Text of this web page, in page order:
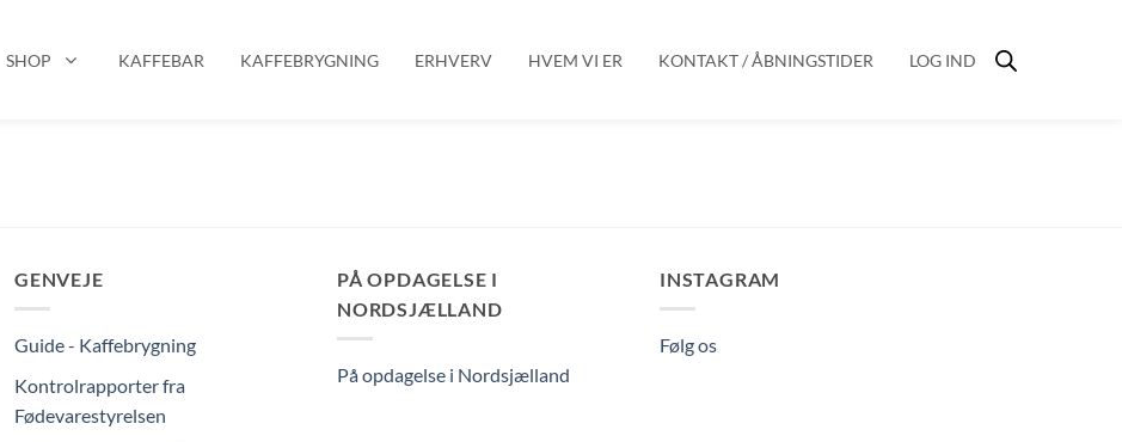
SHOP KAFFEBAR KAFFEBRYGNING ERHVERV HVEM VI ER KONTAKT / ÅBNINGSTIDER LOG IND
GENVEJE
Guide - Kaffebrygning
Kontrolrapporter fra
Fødevarestyrelsen
PÅ OPDAGELSE I
NORDSJÆLLAND
På opdagelse i Nordsjælland
INSTAGRAM
Følg os